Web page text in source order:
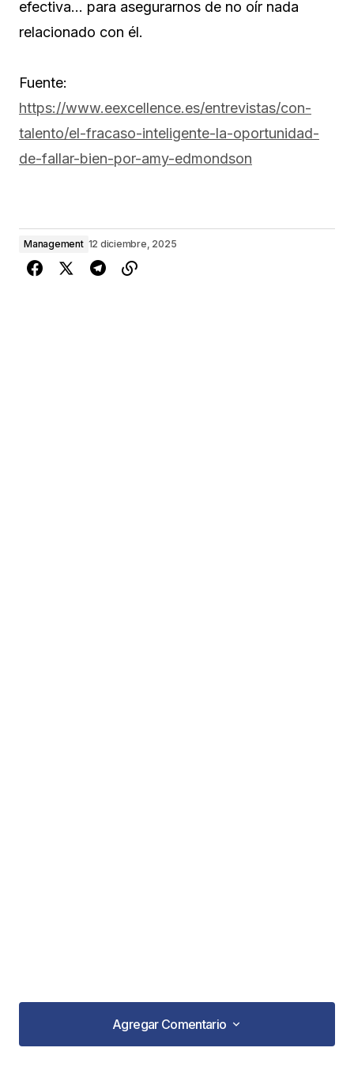
efectiva… para asegurarnos de no oír nada
relacionado con él.
Fuente:
https://www.eexcellence.es/entrevistas/con-
talento/el-fracaso-inteligente-la-oportunidad-
de-fallar-bien-por-amy-edmondson
Management 12 diciembre, 2025
Agregar Comentario
Agregar Comentario